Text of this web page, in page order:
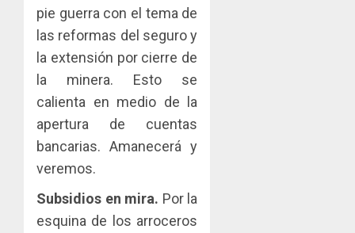
pie guerra con el tema de
las reformas del seguro y
la extensión por cierre de
la minera. Esto se
calienta en medio de la
apertura de cuentas
bancarias. Amanecerá y
veremos.
Subsidios en mira. Por la
esquina de los arroceros